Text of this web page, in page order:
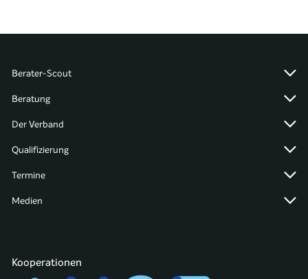
Berater-Scout
Beratung
Der Verband
Qualifizierung
Termine
Medien
Kooperationen